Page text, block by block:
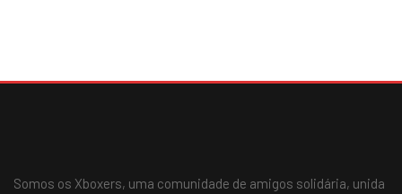
Somos os Xboxers, uma comunidade de amigos solidária, unida